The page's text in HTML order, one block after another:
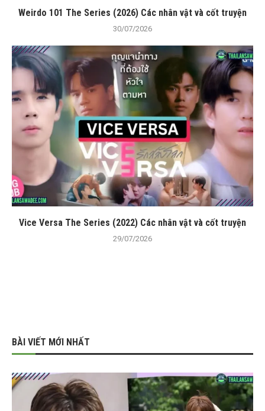
Weirdo 101 The Series (2026) Các nhân vật và cốt truyện
30/07/2026
Vice Versa The Series (2022) Các nhân vật và cốt truyện
29/07/2026
BÀI VIẾT MỚI NHẤT